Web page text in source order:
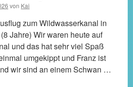
von Kai
zum Wildwasserkanal in
Jahre) Wir waren heute auf
und das hat sehr viel Spaß
umgekippt und Franz ist
wir sind an einem Schwan …